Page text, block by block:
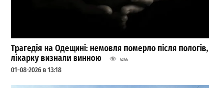
Трагедія на Одещині: немовля померло після пологів,
лікарку визнали винною
4244
01-08-2026 в 13:18